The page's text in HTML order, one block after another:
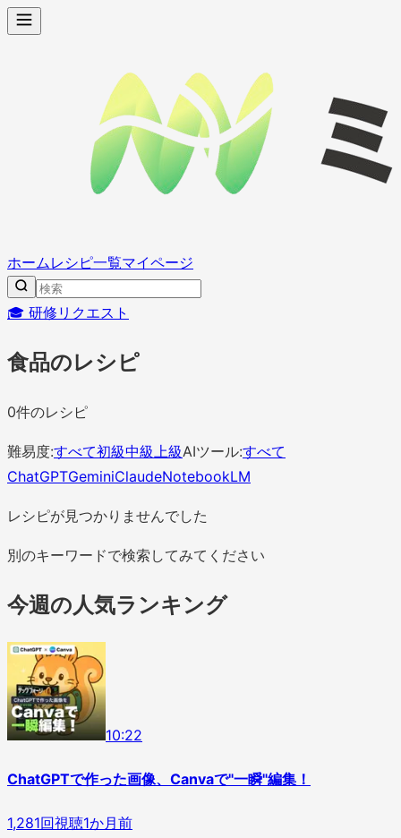
ホームレシピ一覧マイページ
🎓 研修リクエスト
食品のレシピ
0件のレシピ
難易度:すべて初級中級 上級AIツール:すべて
ChatGPTGeminiClaudeNotebookLM
レシピが見つかりませんでした
別のキーワードで検索してみてください
今週の人気ランキング
10:22
ChatGPTで作った画像、Canvaで"一瞬"編集！
1,281回視聴1か月前